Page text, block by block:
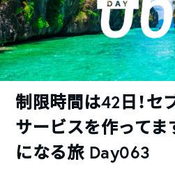
制限時間は42日！セ
サービスを作って
になる旅 Day063